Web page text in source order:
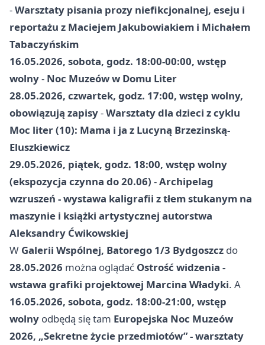
-Warsztaty pisania prozy niefikcjonalnej, eseju i
reportażu z Maciejem Jakubowiakiem i Michałem
Tabaczyńskim
16.05.2026, sobota, godz. 18:00-00:00, wstęp
wolny- Noc Muzeów w Domu Liter
28.05.2026, czwartek, godz. 17:00, wstęp wolny,
obowiązują zapisy-Warsztaty dla dzieci z cyklu
Moc liter (10): Mama i ja z Lucyną Brzezinską-
Eluszkiewicz
29.05.2026, piątek, godz. 18:00, wstęp wolny
(ekspozycja czynna do 20.06) -Archipelag
wzruszeń - wystawa kaligrafii z tłem stukanym na
maszynie i książki artystycznej autorstwa
Aleksandry Ćwikowskiej
W Galerii Wspólnej, Batorego 1/3 Bydgoszcz do
28.05.2026 można oglądać Ostrość widzenia -
wstawa grafiki projektowej Marcina Władyki. A
16.05.2026, sobota, godz. 18:00-21:00, wstęp
wolny odbędą się tam Europejska Noc Muzeów
2026, „Sekretne życie przedmiotów” - warsztaty